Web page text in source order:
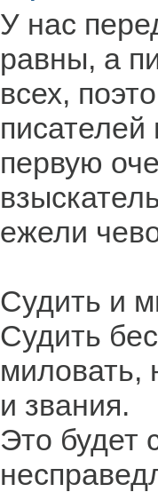
У нас
равны, а
всех,
писателей
первую
ежели
Судить и
Судить
миловать,
и звания.
Это будет